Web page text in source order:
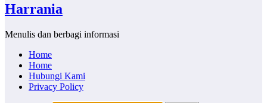
Harrania
Menulis dan berbagi informasi
Home
Home
Hubungi Kami
Privacy Policy